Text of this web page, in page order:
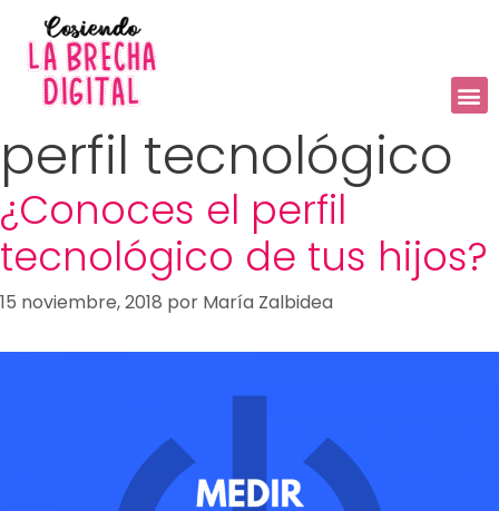
perfil tecnológico
¿Conoces el perfil
tecnológico de tus hijos?
15 noviembre, 2018 por María Zalbidea